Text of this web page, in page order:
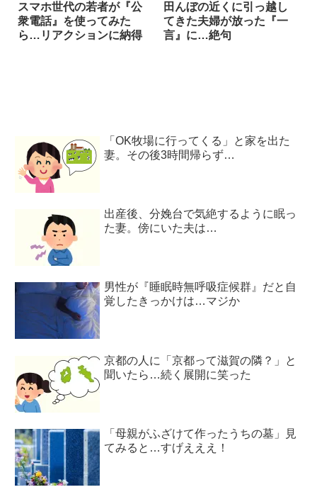
スマホ世代の若者が『公
衆電話』を使ってみた
ら…リアクションに納得
田んぼの近くに引っ越し
てきた夫婦が放った『一
言』に…絶句
「OK牧場に行ってくる」と家を出た
妻。その後3時間帰らず…
出産後、分娩台で気絶するように眠っ
た妻。傍にいた夫は…
男性が『睡眠時無呼吸症候群』だと自
覚したきっかけは…マジか
京都の人に「京都って滋賀の隣？」と
聞いたら…続く展開に笑った
「母親がふざけて作ったうちの墓」見
てみると…すげえええ！